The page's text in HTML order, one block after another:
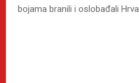
bojama branili i oslobađali